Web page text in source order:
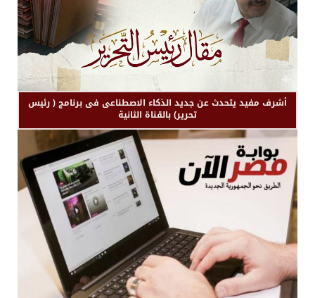
أشرف مفيد يتحدث عن جديد الذكاء الاصطناعى فى برنامج ( رئيس
تحرير) بالقناة الثانية